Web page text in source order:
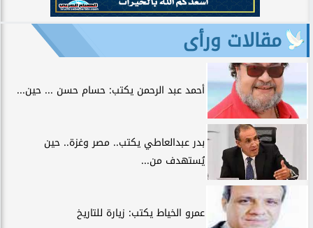
مقالات ورأى
أحمد عبد الرحمن يكتب: حسام حسن ... حين...
بدر عبدالعاطي يكتب.. مصر وغزة.. حين
يُستهدف من...
عمرو الخياط يكتب: زيارة للتاريخ